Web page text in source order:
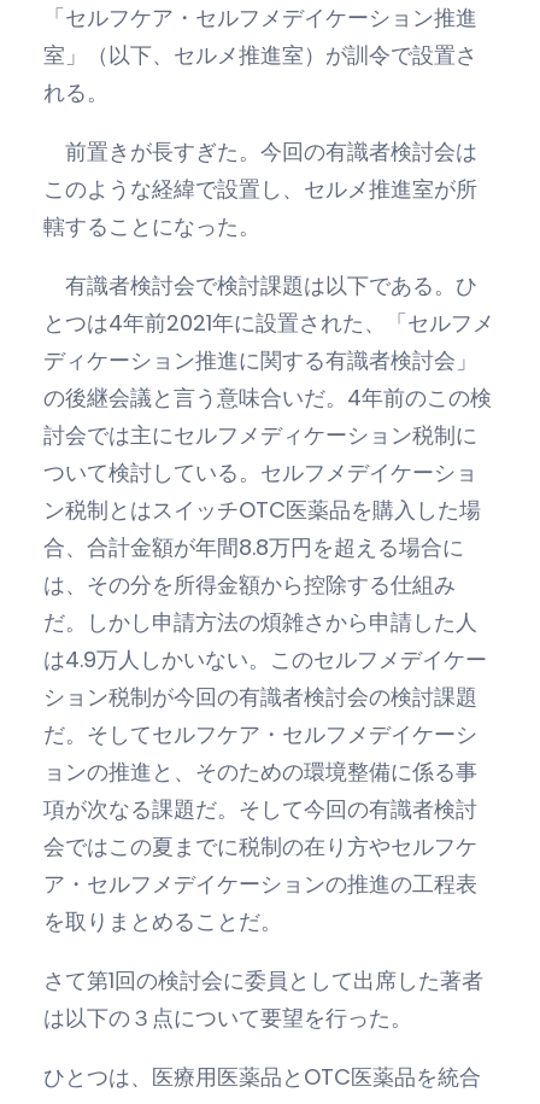
「セルフケア・セルフメデイケーション推進
室」（以下、セルメ推進室）が訓令で設置さ
れる。
前置きが長すぎた。今回の有識者検討会は
このような経緯で設置し、セルメ推進室が所
轄することになった。
有識者検討会で検討課題は以下である。ひ
とつは4年前2021年に設置された、「セルフメ
ディケーション推進に関する有識者検討会」
の後継会議と言う意味合いだ。4年前のこの検
討会では主にセルフメディケーション税制に
ついて検討している。セルフメデイケーショ
ン税制とはスイッチOTC医薬品を購入した場
合、合計金額が年間8.8万円を超える場合に
は、その分を所得金額から控除する仕組み
だ。しかし申請方法の煩雑さから申請した人
は4.9万人しかいない。このセルフメデイケー
ション税制が今回の有識者検討会の検討課題
だ。そしてセルフケア・セルフメデイケーシ
ョンの推進と、そのための環境整備に係る事
項が次なる課題だ。そして今回の有識者検討
会ではこの夏までに税制の在り方やセルフケ
ア・セルフメデイケーションの推進の工程表
を取りまとめることだ。
さて第1回の検討会に委員として出席した著者
は以下の３点について要望を行った。
ひとつは、医療用医薬品とOTC医薬品を統合